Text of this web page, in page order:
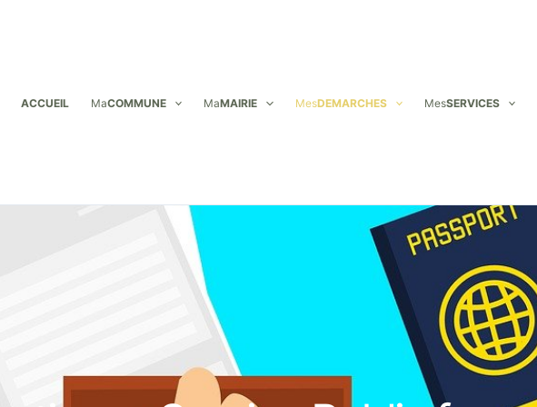
ACCUEIL MaCOMMUNE MaMAIRIE MesDEMARCHES MesSERVICES